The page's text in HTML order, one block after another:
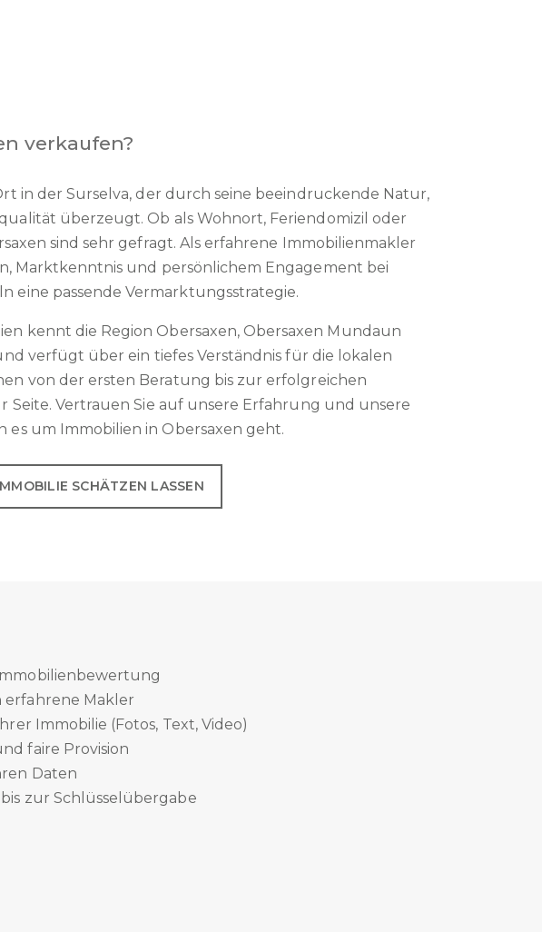
verkaufen?
in der Surselva, der durch seine beeindruckende Natur,
überzeugt. Ob als Wohnort, Feriendomizil oder
sind sehr gefragt. Als erfahrene Immobilienmakler
Marktkenntnis und persönlichem Engagement bei
eine passende Vermarktungsstrategie.
kennt die Region Obersaxen, Obersaxen Mundaun
verfügt über ein tiefes Verständnis für die lokalen
von der ersten Beratung bis zur erfolgreichen
Vertrauen Sie auf unsere Erfahrung und unsere
um Immobilien in Obersaxen geht.
SCHÄTZEN LASSEN
Makler
Immobilie (Fotos, Text, Video)
faire Provision
Daten
zur Schlüsselübergabe